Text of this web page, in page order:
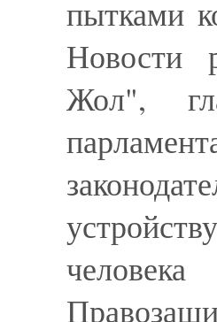
пытками
Новости
Жол",